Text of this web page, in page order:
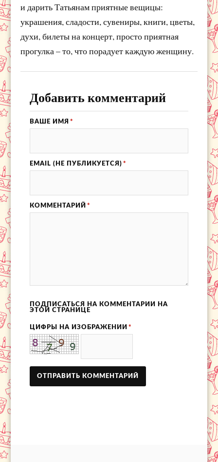
и дарить Татьянам приятные вещицы:
украшения, сладости, сувениры, книги, цветы,
духи, билеты на концерт, просто приятная
прогулка – то, что порадует каждую женщину.
Добавить комментарий
ВАШЕ ИМЯ *
EMAIL (НЕ ПУБЛИКУЕТСЯ) *
КОММЕНТАРИЙ *
ПОДПИСАТЬСЯ НА КОММЕНТАРИИ НА
ЭТОЙ СТРАНИЦЕ
ЦИФРЫ НА ИЗОБРАЖЕНИИ *